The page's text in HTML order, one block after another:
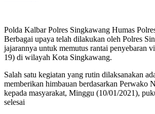
Polda Kalbar Polres Singkawang Humas
Berbagai upaya telah dilakukan oleh Polres
jajarannya untuk memutus rantai penyebaran
19) di wilayah Kota Singkawang.
Salah satu kegiatan yang rutin dilaksanakan
memberikan himbauan berdasarkan Perwako
kepada masyarakat, Minggu (10/01/2021),
selesai